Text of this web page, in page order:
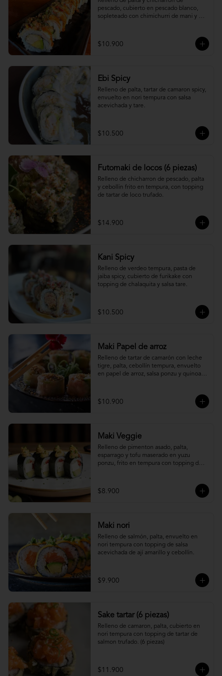
pescado, cubierto en pescado blanco,
sopleteado con chimichurri de mani y
$10.900
Ebi Spicy
Relleno de palta, tartar de camaron spicy,
envuelto en nori tempura con salsa
acevichada y tare.
$10.500
Futomaki de locos (6 piezas)
Relleno de chicharron de pescado, palta
y cebollin frito en tempura, con topping
de tartar de loco trufado.
$14.900
Kani Spicy
Relleno de verdeo tempura, pasta de
jaiba spicy, cubierto de furikake con
topping de chalaquita y salsa tare.
$10.500
Maki Papel de arroz
Relleno de tartar de camarón con leche
tigre, palta, cebollín tempura, envuelto
en papel de arroz, salsa ponzu y quinoa
$10.900
Maki Veggie
Relleno de pimenton asado, palta,
esparrago y tofu maserado en yuzu
ponzu, frito en tempura con topping de
$8.900
Maki nori
Relleno de salmón, palta, envuelto en
nori tempura con topping de salsa
acevichada de ají amarillo y cebollín.
$9.900
Sake tartar (6 piezas)
Relleno de camaron, palta, cubierto en
nori tempura con topping de tartar de
salmon trufado. (6 piezas)
$11.900